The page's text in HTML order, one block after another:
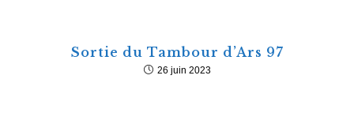
Sortie du Tambour d’Ars 97
26 juin 2023